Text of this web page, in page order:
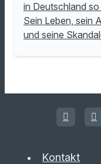
in Deutschland
Sein Leben, sein
und seine
Kontakt